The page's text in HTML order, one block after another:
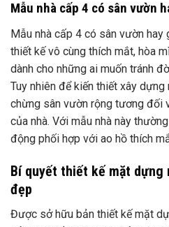
Mẫu nhà cấp 4 có sân vườn
Mẫu nhà cấp 4 có sân vườn hay
thiết kế vô cùng thích mắt, hòa
dành cho những ai muốn tránh
Tuy nhiên để kiến thiết xây
chừng sân vườn rộng tương đối
của nhà. Với mẫu nhà này
động phối hợp với ao hồ thích
Bí quyết thiết kế mặt dựng
đẹp
Được sở hữu bản thiết kế mặt